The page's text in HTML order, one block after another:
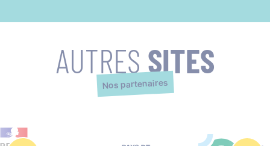
AUTRES SITES
Nos partenaires